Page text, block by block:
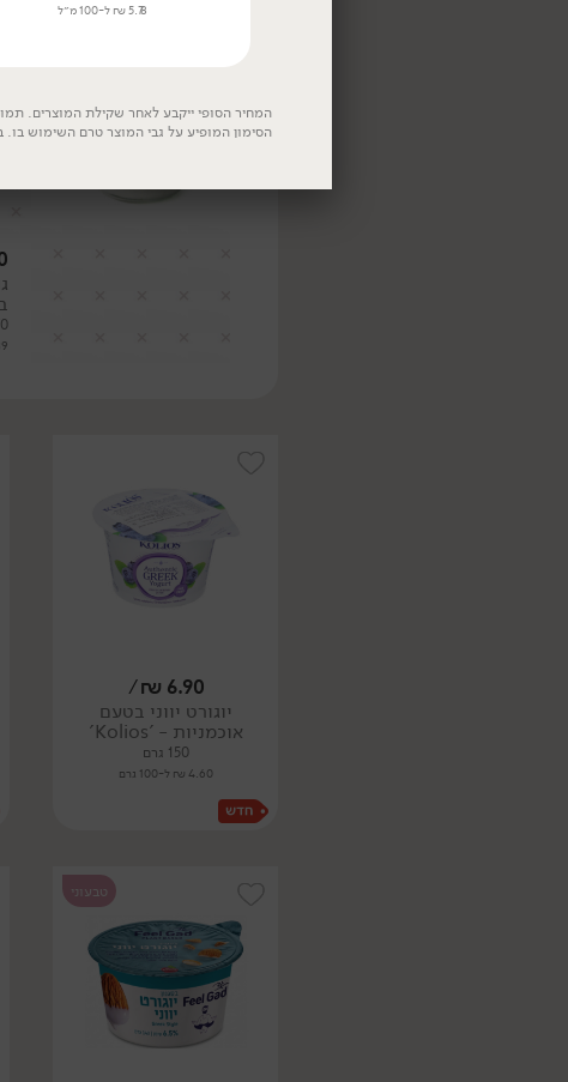
6.90
₪
/
יוגורט יווני בטעם
אוכמניות - 'Kolios'
150 גרם
4.60 ₪ ל-100 גרם
טבעוני
5.78 ₪ ל-100 מ״ל
המחיר הסופי ייקבע לאחר שקילת המוצרים.
הסימון המופיע על גבי המוצר טרם השימוש